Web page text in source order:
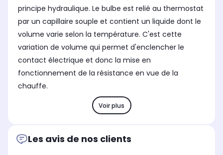
principe hydraulique. Le bulbe est relié au thermostat
par un capillaire souple et contient un liquide dont le
volume varie selon la température. C'est cette
variation de volume qui permet d'enclencher le
contact électrique et donc la mise en
fonctionnement de la résistance en vue de la
chauffe.
Voir plus
Les avis de nos clients